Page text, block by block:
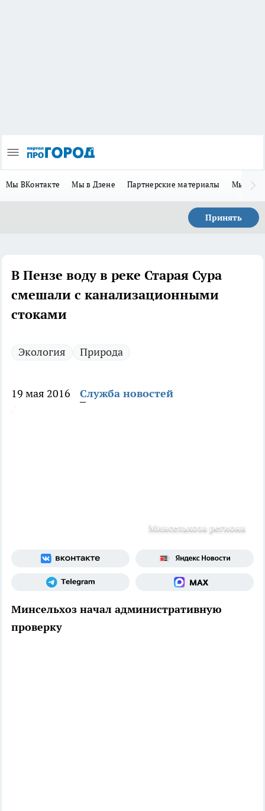
Мы ВКонтакте Мы в Дзене Партнерские материалы Мы в
Принять
В Пензе воду в реке Старая Сура
смешали с канализационными
стоками
Экология Природа
19 мая 2016 Служба новостей
Минсельхоза региона
Минсельхоз начал административную
проверку